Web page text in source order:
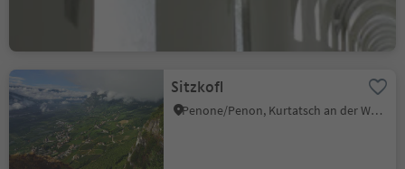
Sitzkofl
Penone/Penon, Kurtatsch an der Weinstraße/Cortaccia sulla Strada del Vino, Alto Adige Wine Road